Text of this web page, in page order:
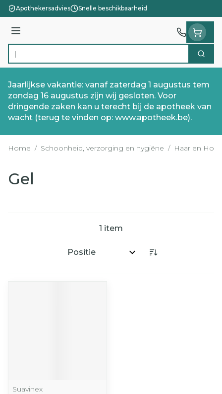
Ga naar de inhoud
Apothekersadvies Snelle beschikbaarheid
Menu
Product, merk, categorie... Zoek
Jaarlijkse vakantie: vanaf zaterdag 1 augustus tem
zondag 16 augustus zijn wij gesloten. Voor
dringende zaken kan u terecht bij de apotheek van
wacht (terug te vinden op: www.apotheek.be).
Home / Schoonheid, verzorging en hygiëne / Haar en
Gel
1 item
Sorteer op:
Suavinex